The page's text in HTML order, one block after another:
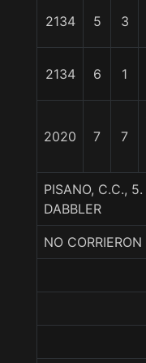
2134 5 3
2134 6 1
2020 7 7
PISANO, C.C.,
DABBLER
NO